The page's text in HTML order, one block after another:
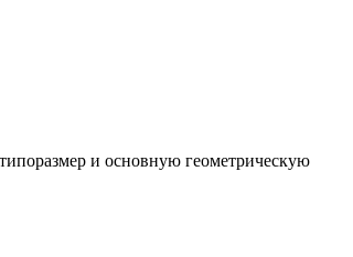
и основную геометрическую